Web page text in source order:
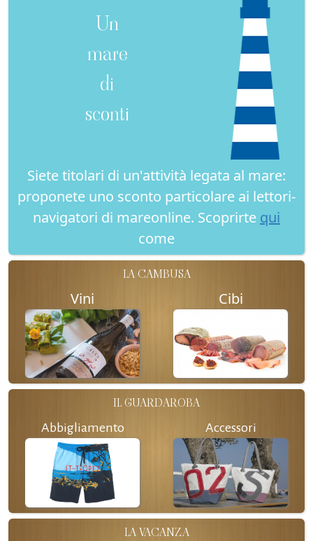
Un
mare
di
sconti
Siete titolari di un'attività legata al mare:
proponete uno sconto particolare ai lettori-
navigatori di mareonline. Scoprirte qui
come
LA CAMBUSA
Vini Cibi
IL GUARDAROBA
Abbigliamento Accessori
LA VACANZA